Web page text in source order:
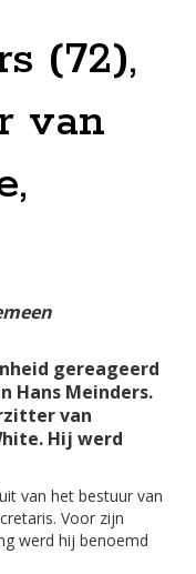
(72),
van
gereageerd
Hans Meinders.
van
Hij werd
van het bestuur van
Voor zijn
werd hij benoemd